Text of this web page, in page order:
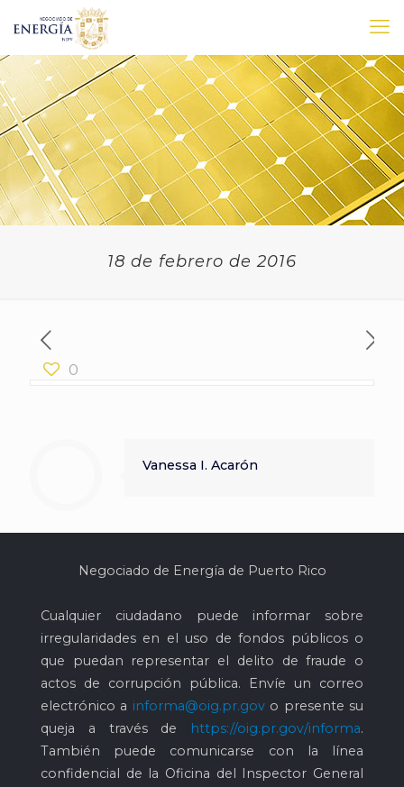
18 de febrero de 2016
0
Vanessa I. Acarón
Negociado de Energía de Puerto Rico
Cualquier ciudadano puede informar sobre
irregularidades en el uso de fondos públicos o
que puedan representar el delito de fraude o
actos de corrupción pública. Envíe un correo
electrónico a informa@oig.pr.govo presente su
queja a través de
https://oig.pr.gov/informa.
También puede comunicarse con la línea
confidencial de la Oficina del Inspector General